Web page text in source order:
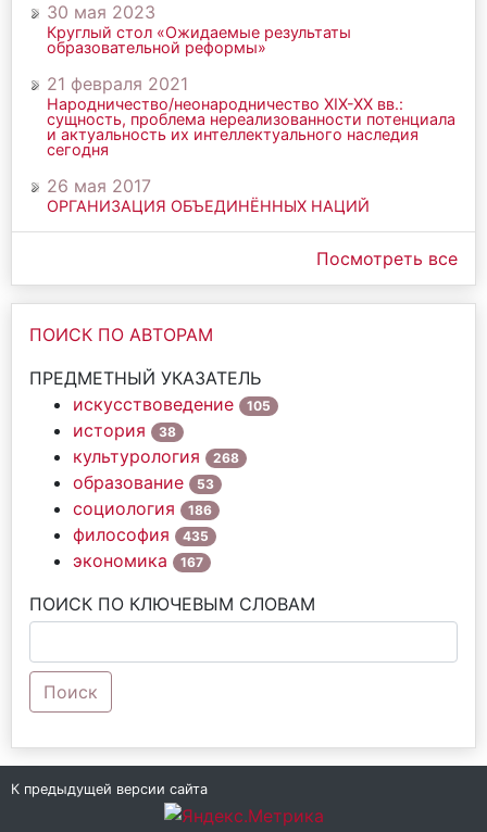
30 мая 2023
Круглый стол «Ожидаемые результаты
образовательной реформы»
21 февраля 2021
Народничество/неонародничество ХIХ-ХХ вв.:
сущность, проблема нереализованности потенциала
и актуальность их интеллектуального наследия
сегодня
26 мая 2017
ОРГАНИЗАЦИЯ ОБЪЕДИНЁННЫХ НАЦИЙ
Посмотреть все
ПОИСК ПО АВТОРАМ
ПРЕДМЕТНЫЙ УКАЗАТЕЛЬ
искусствоведение
105
история 38
культурология 268
образование 53
социология 186
философия 435
экономика 167
ПОИСК ПО КЛЮЧЕВЫМ СЛОВАМ
Поиск
К предыдущей версии сайта